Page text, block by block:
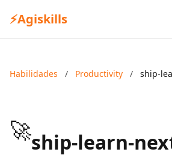
⚡Agiskills
Habilidades / Productivity / ship-
🚀ship-learn-